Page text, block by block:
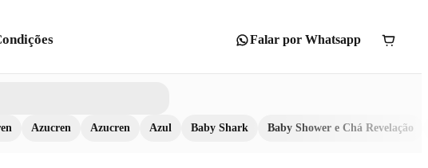
Falar por Whatsapp
Azucren Azucren Azul Baby Shark Baby Shower e Chá Revelação